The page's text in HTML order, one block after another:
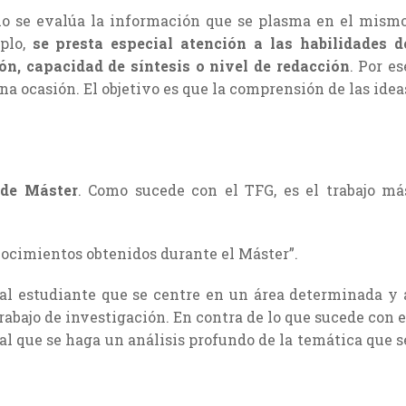
se evalúa la información que se plasma en el
se presta especial atención a las habilidades
capacidad de síntesis o nivel de redacción. Por
ocasión. El objetivo es que la comprensión de las
Máster. Como sucede con el TFG, es el trabajo
obtenidos durante el Máster”.
estudiante que se centre en un área determinada y
de investigación. En contra de lo que sucede con
que se haga un análisis profundo de la temática que